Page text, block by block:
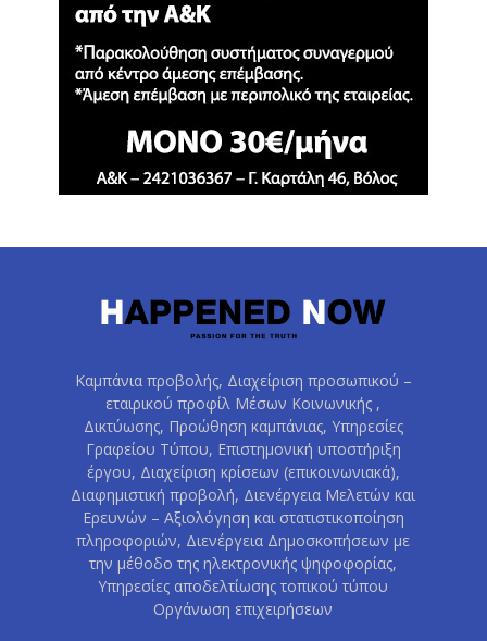
Καμπάνια προβολής, Διαχείριση προσωπικού –
εταιρικού προφίλ Μέσων Κοινωνικής ,
Δικτύωσης, Προώθηση καμπάνιας, Υπηρεσίες
Γραφείου Τύπου, Επιστημονική υποστήριξη
έργου, Διαχείριση κρίσεων (επικοινωνιακά),
Διαφημιστική προβολή, Διενέργεια Μελετών και
Ερευνών – Αξιολόγηση και στατιστικοποίηση
πληροφοριών, Διενέργεια Δημοσκοπήσεων με
την μέθοδο της ηλεκτρονικής ψηφοφορίας,
Υπηρεσίες αποδελτίωσης τοπικού τύπου
Οργάνωση επιχειρήσεων